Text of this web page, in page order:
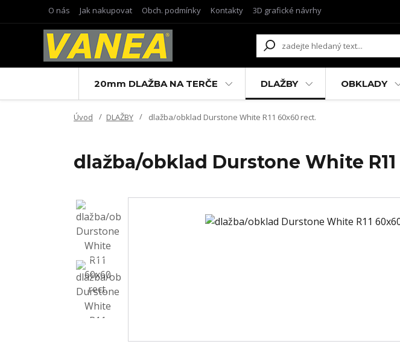
O nás Jak nakupovat Obch. podmínky Kontakty 3D grafické návrhy
20mm DLAŽBA NA TERČE DLAŽBY OBKLADY
Úvod DLAŽBY dlažba/obklad Durstone White R11 60x60 rect.
dlažba/obklad Durstone White